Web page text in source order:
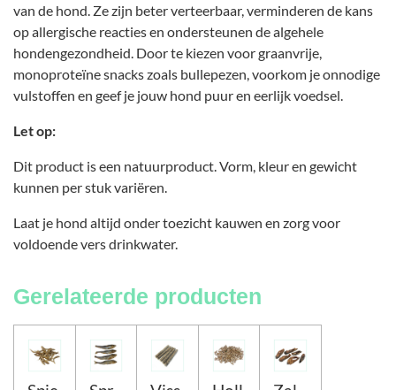
van de hond. Ze zijn beter verteerbaar, verminderen de kans
op allergische reacties en ondersteunen de algehele
hondengezondheid. Door te kiezen voor graanvrije,
monoproteïne snacks zoals bullepezen, voorkom je onnodige
vulstoffen en geef je jouw hond puur en eerlijk voedsel.
Let op:
Dit product is een natuurproduct. Vorm, kleur en gewicht
kunnen per stuk variëren.
Laat je hond altijd onder toezicht kauwen en zorg voor
voldoende vers drinkwater.
Gerelateerde producten